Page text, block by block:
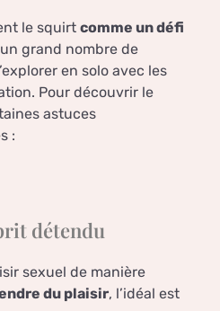
le squirt comme un défi
grand nombre de
en solo avec les
Pour découvrir le
astuces
:
détendu
sexuel de manière
du plaisir, l’idéal est